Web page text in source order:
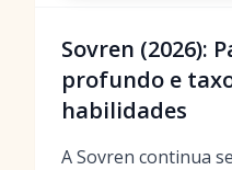
Sovren (2026):
profundo e
habilidades
A Sovren continua